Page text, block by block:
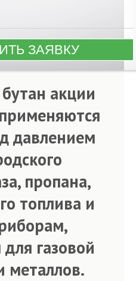
акции
давлением
пропана,
топлива и
газовой
металлов.